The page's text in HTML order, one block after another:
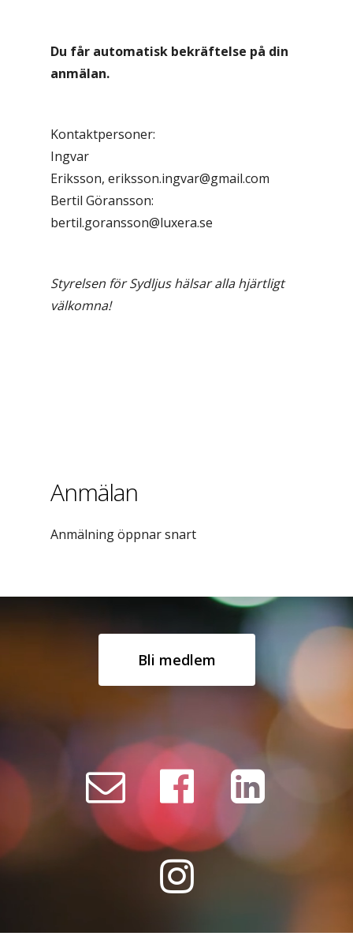
Du får automatisk bekräftelse på din
anmälan.
Kontaktpersoner:
Ingvar
Eriksson, eriksson.ingvar@gmail.com
Bertil Göransson:
bertil.goransson@luxera.se
Styrelsen för Sydljus hälsar alla hjärtligt
välkomna!
Anmälan
Anmälning öppnar snart
Bli medlem